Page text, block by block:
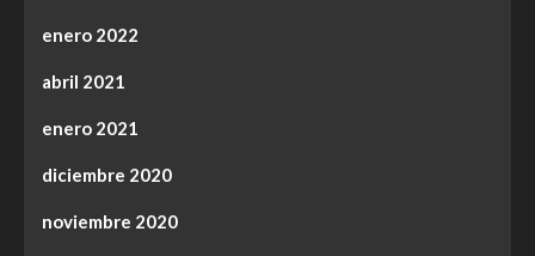
enero 2022
abril 2021
enero 2021
diciembre 2020
noviembre 2020